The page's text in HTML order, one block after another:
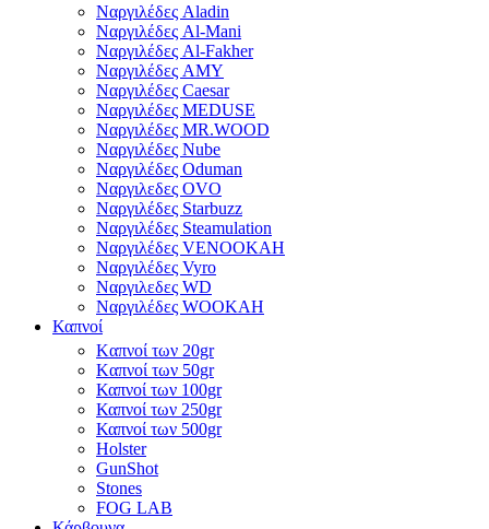
Ναργιλέδες Aladin
Ναργιλέδες Al-Mani
Ναργιλέδες Al-Fakher
Ναργιλέδες AΜΥ
Ναργιλέδες Caesar
Ναργιλέδες MEDUSE
Ναργιλέδες MR.WOOD
Ναργιλέδες Nube
Ναργιλέδες Oduman
Ναργιλεδες OVO
Ναργιλέδες Starbuzz
Ναργιλέδες Steamulation
Ναργιλέδες VENOOKAH
Ναργιλέδες Vyro
Ναργιλεδες WD
Ναργιλέδες WOOKAH
Καπνοί
Kαπνοί των 20gr
Kαπνοί των 50gr
Καπνοί των 100gr
Καπνοί των 250gr
Καπνοί των 500gr
Holster
GunShot
Stones
FOG LAB